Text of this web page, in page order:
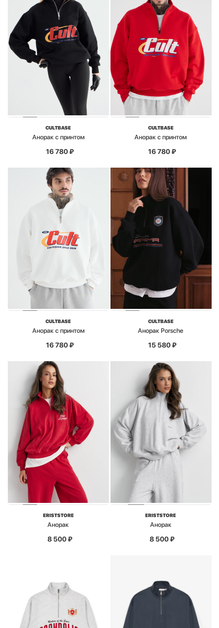
CULTBASE
Анорак с принтом
16 780₽
CULTBASE
Анорак с принтом
16 780₽
CULTBASE
Анорак с принтом
16 780₽
CULTBASE
Анорак Porsche
15 580₽
ERISTSTORE
Анорак
8 500₽
ERISTSTORE
Анорак
8 500₽